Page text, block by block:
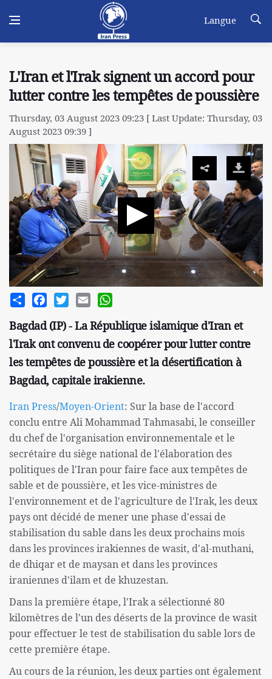
Langue
L'Iran et l'Irak signent un accord pour
lutter contre les tempêtes de poussière
Thursday, 03 August 2023 09:23 [ Last Update: Thursday, 03
August 2023 09:39 ]
Share FacebookTwitterEmail
Bagdad (IP) - La République islamique d'Iran et
l'Irak ont convenu de coopérer pour lutter contre
les tempêtes de poussière et la désertification à
Bagdad, capitale irakienne.
Iran Press/Moyen-Orient: Sur la base de l'accord
conclu entre Ali Mohammad Tahmasabi, le conseiller
du chef de l'organisation environnementale et le
secrétaire du siège national de l'élaboration des
politiques de l'Iran pour faire face aux tempêtes de
sable et de poussière, et les vice-ministres de
l'environnement et de l'agriculture de l'Irak, les deux
pays ont décidé de mener une phase d'essai de
stabilisation du sable dans les deux prochains mois
dans les provinces irakiennes de wasit, d'al-muthani,
de dhiqar et de maysan et dans les provinces
iraniennes d'ilam et de khuzestan.
Dans la première étape, l'Irak a sélectionné 80
kilomètres de l'un des déserts de la province de wasit
pour effectuer le test de stabilisation du sable lors de
cette première étape.
Au cours de la réunion, les deux parties ont également